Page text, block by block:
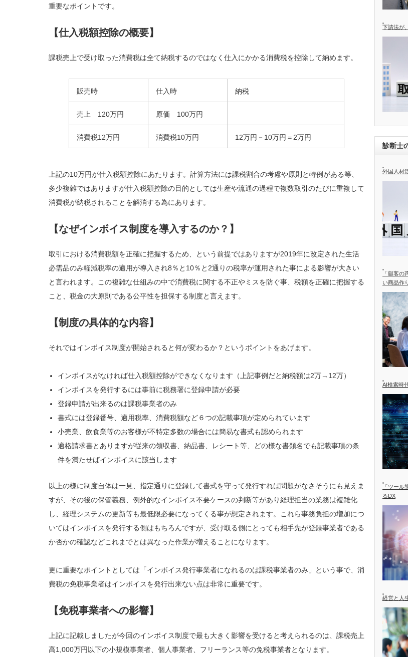
重要なポイントです。
【仕入税額控除の概要】
課税売上で受け取った消費税は全て納税するのではなく仕入にかかる消費税を控除して納めます。
販売時 仕入時 納税
売上 120万円 原価 100万円
消費税12万円 消費税10万円 12万円－10万円＝2万円
上記の10万円が仕入税額控除にあたります。計算方法には課税割合の考慮や原則と特例がある等、
多少複雑ではありますが仕入税額控除の目的としては生産や流通の過程で複数取引のたびに重複して
消費税が納税されることを解消する為にあります。
【なぜインボイス制度を導入するのか？】
取引における消費税額を正確に把握するため、という前提ではありますが2019年に改定された生活
必需品のみ軽減税率の適用が導入され8％と10％と2通りの税率が運用された事による影響が大きい
と言われます。この複雑な仕組みの中で消費税に関する不正やミスを防ぐ事、税額を正確に把握する
こと、税金の大原則である公平性を担保する制度と言えます。
【制度の具体的な内容】
それではインボイス制度が開始されると何が変わるか？というポイントをあげます。
インボイスがなければ仕入税額控除ができなくなります（上記事例だと納税額は2万→12万）
インボイスを発行するには事前に税務署に登録申請が必要
登録申請が出来るのは課税事業者のみ
書式には登録番号、適用税率、消費税額など６つの記載事項が定められています
小売業、飲食業等のお客様が不特定多数の場合には簡易な書式も認められます
適格請求書とありますが従来の領収書、納品書、レシート等、どの様な書類名でも記載事項の条
件を満たせばインボイスに該当します
以上の様に制度自体は一見、指定通りに登録して書式を守って発行すれば問題がなさそうにも見えま
すが、その後の保管義務、例外的なインボイス不要ケースの判断等があり経理担当の業務は複雑化
し、経理システムの更新等も最低限必要になってくる事が想定されます。これら事務負担の増加につ
いてはインボイスを発行する側はもちろんですが、受け取る側にとっても相手先が登録事業者である
か否かの確認などこれまでとは異なった作業が増えることになります。
更に重要なポイントとしては「インボイス発行事業者になれるのは課税事業者のみ」という事で、消
費税の免税事業者はインボイスを発行出来ない点は非常に重要です。
【免税事業者への影響】
上記に記載しましたが今回のインボイス制度で最も大きく影響を受けると考えられるのは、課税売上
高1,000万円以下の小規模事業者、個人事業者、フリーランス等の免税事業者となります。
下請法が
診断士
外国人材
「顧客
い商品作
AI検索時
「ツー
るDX
経営と人